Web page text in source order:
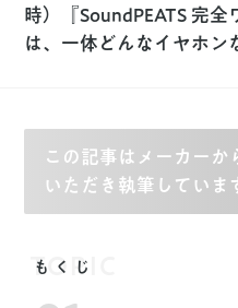
時）『SoundPEATS 完全
は、一体どんなイヤホン
この記事はメーカーか
いただき執筆していま
TOPIC
もくじ